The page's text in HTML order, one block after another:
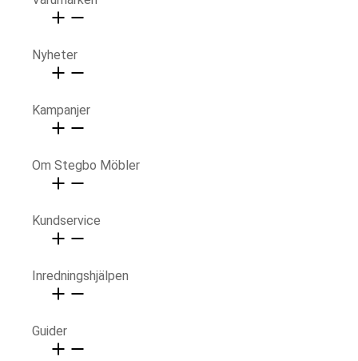
Nyheter
Kampanjer
Om Stegbo Möbler
Kundservice
Inredningshjälpen
Guider